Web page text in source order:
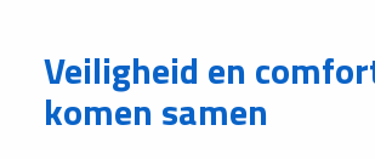
Veiligheid en
komen samen